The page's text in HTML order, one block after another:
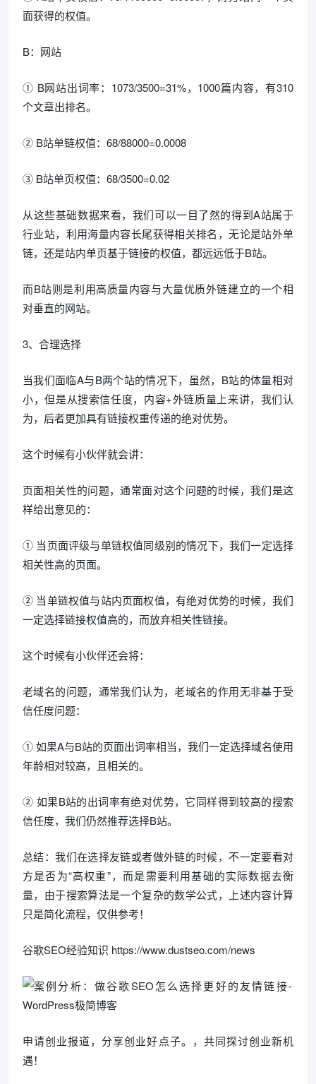
面获得的权值。
B：网站
① B网站出词率：1073/3500=31%，1000篇内容，有310
个文章出排名。
② B站单链权值：68/88000=0.0008
③ B站单页权值：68/3500=0.02
从这些基础数据来看，我们可以一目了然的得到A站属于
行业站，利用海量内容长尾获得相关排名，无论是站外单
链，还是站内单页基于链接的权值，都远远低于B站。
而B站则是利用高质量内容与大量优质外链建立的一个相
对垂直的网站。
3、合理选择
当我们面临A与B两个站的情况下，虽然，B站的体量相对
小，但是从搜索信任度，内容+外链质量上来讲，我们认
为，后者更加具有链接权重传递的绝对优势。
这个时候有小伙伴就会讲：
页面相关性的问题，通常面对这个问题的时候，我们是这
样给出意见的：
① 当页面评级与单链权值同级别的情况下，我们一定选择
相关性高的页面。
② 当单链权值与站内页面权值，有绝对优势的时候，我们
一定选择链接权值高的，而放弃相关性链接。
这个时候有小伙伴还会将：
老域名的问题，通常我们认为，老域名的作用无非基于受
信任度问题：
① 如果A与B站的页面出词率相当，我们一定选择域名使用
年龄相对较高，且相关的。
② 如果B站的出词率有绝对优势，它同样得到较高的搜索
信任度，我们仍然推荐选择B站。
总结：我们在选择友链或者做外链的时候，不一定要看对
方是否为“高权重”，而是需要利用基础的实际数据去衡
量，由于搜索算法是一个复杂的数学公式，上述内容计算
只是简化流程，仅供参考！
谷歌SEO经验知识 https://www.dustseo.com/news
申请创业报道，分享创业好点子。，共同探讨创业新机
遇！